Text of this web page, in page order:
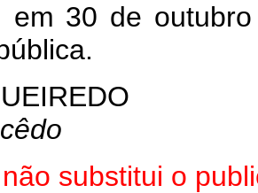
em 30 de
substitui o